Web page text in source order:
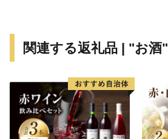
関連する返礼品 | "お酒"